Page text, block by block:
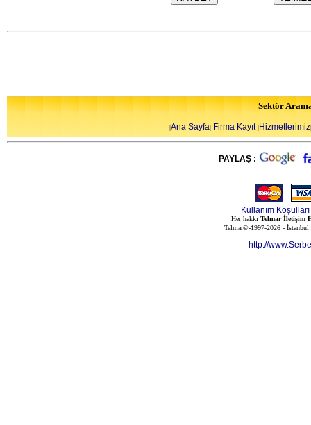
Sektör
|Ana Sayfa| Firma Kayıt|Hizmetlerimiz|
PAYLAŞ :
Kullanım Koşulları
Her hakkı Telmar İletişim
Telmar©-1997-2026 -
http://